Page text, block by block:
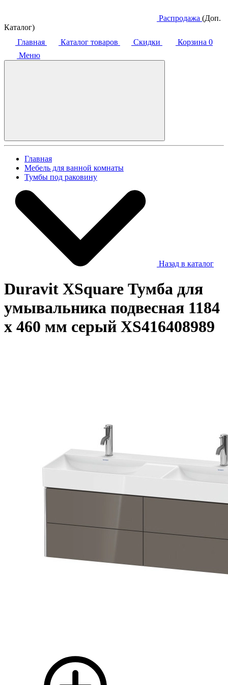
Распродажа (Доп.
Каталог)
Главная
Каталог товаров Скидки Корзина 0
Меню
Главная
Мебель для ванной комнаты
Тумбы под раковину
Назад в каталог
Duravit XSquare Тумба для
умывальника подвесная 1184
x 460 мм серый XS416408989